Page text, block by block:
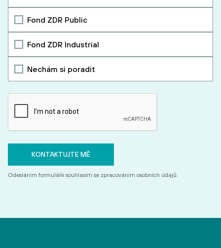
Fond ZDR Public
Fond ZDR Industrial
Nechám si poradit
Odesláním formuláře souhlasím se zpracováním osobních údajů.